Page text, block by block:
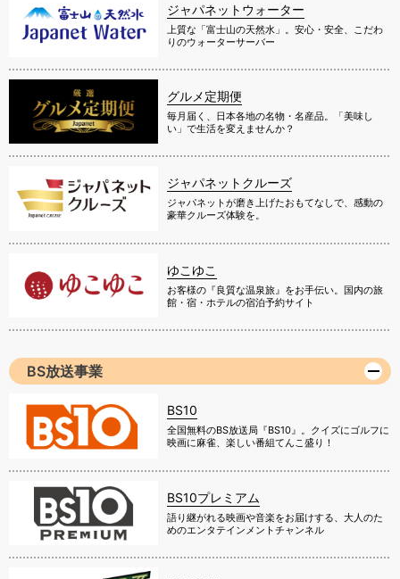
ジャパネットウォーター
上質な「富士山の天然水」。安心・安全、こだわ
りのウォーターサーバー
グルメ定期便
毎月届く、日本各地の名物・名産品。「美味し
い」で生活を変えませんか？
ジャパネットクルーズ
ジャパネットが磨き上げたおもてなしで、感動の
豪華クルーズ体験を。
ゆこゆこ
お客様の『良質な温泉旅』をお手伝い。国内の旅
館・宿・ホテルの宿泊予約サイト
BS放送事業
BS10
全国無料のBS放送局『BS10』。クイズにゴルフに
映画に麻雀、楽しい番組てんこ盛り！
BS10プレミアム
語り継がれる映画や音楽をお届けする、大人のた
めのエンタテインメントチャンネル